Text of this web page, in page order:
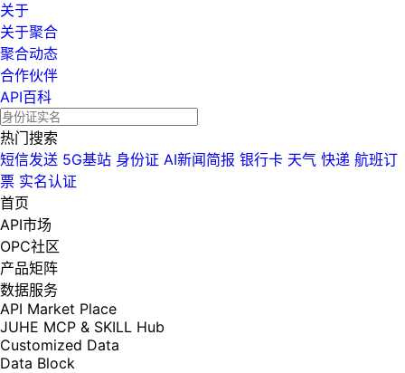
关于
关于聚合
聚合动态
合作伙伴
API百科
热门搜索
短信发送 5G基站 身份证 AI新闻简报 银行卡 天气 快递 航班订
票 实名认证
首页
API市场
OPC社区
产品矩阵
数据服务
API Market Place
JUHE MCP & SKILL Hub
Customized Data
Data Block